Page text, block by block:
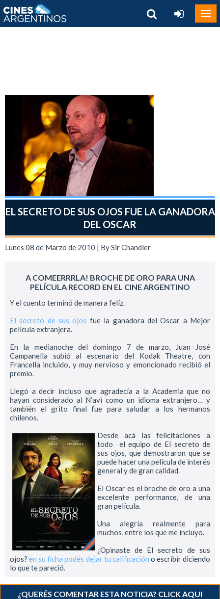
EL SECRETO DE SUS OJOS FUE LA GANADORA
DEL OSCAR
Lunes 08 de Marzo de 2010 | BySir Chandler
A COMEERRRLA! BROCHE DE ORO PARA UNA
PELÍCULA RECORD EN EL CINE ARGENTINO
Y el cuento terminó de manera felíz.
El secreto de sus ojos fue la ganadora del Oscar a Mejor
película extranjera.
En la medianoche del domingo 7 de marzo, Juan José
Campanella subió al escenario del Kodak Theatre, con
Francella incluido, y muy nervioso y emoncionado recibió el
premio.
Llegó a decir incluso que agradecía a la Academia que no
hayan considerado al N’avi como un idioma extranjero… y
también el grito final fue para saludar a los hermanos
chilenos.
Desde acá las felicitaciones a
todo el equipo de El secreto de
sus ojos, que demostraron que se
puede hacer una película de interés
general y de gran calidad.
El Oscar es el broche de oro a una
excelente performance, de una
gran película.
Una alegría realmente para
muchos, entre los que me incluyo.
¿Opinaste de El secreto de sus
ojos?en su ficha podés dejar tu calificación o escribir diciendo
lo que te pareció.
¿QUERÉS COMENTAR ESTA NOTICIA? CLICK AQUI